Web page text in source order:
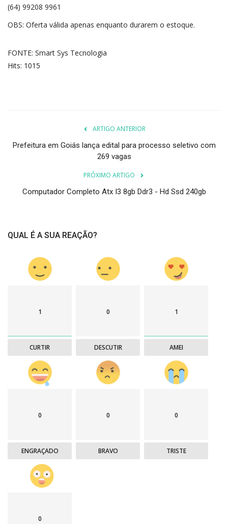
(64) 99208 9961
OBS: Oferta válida apenas enquanto durarem o estoque.
FONTE: Smart Sys Tecnologia
Hits: 1015
ARTIGO ANTERIOR
Prefeitura em Goiás lança edital para processo seletivo com
269 vagas
PRÓXIMO ARTIGO
Computador Completo Atx I3 8gb Ddr3 - Hd Ssd 240gb
QUAL É A SUA REAÇÃO?
1
CURTIR
0
DESCUTIR
1
AMEI
0
ENGRAÇADO
0
BRAVO
0
TRISTE
0